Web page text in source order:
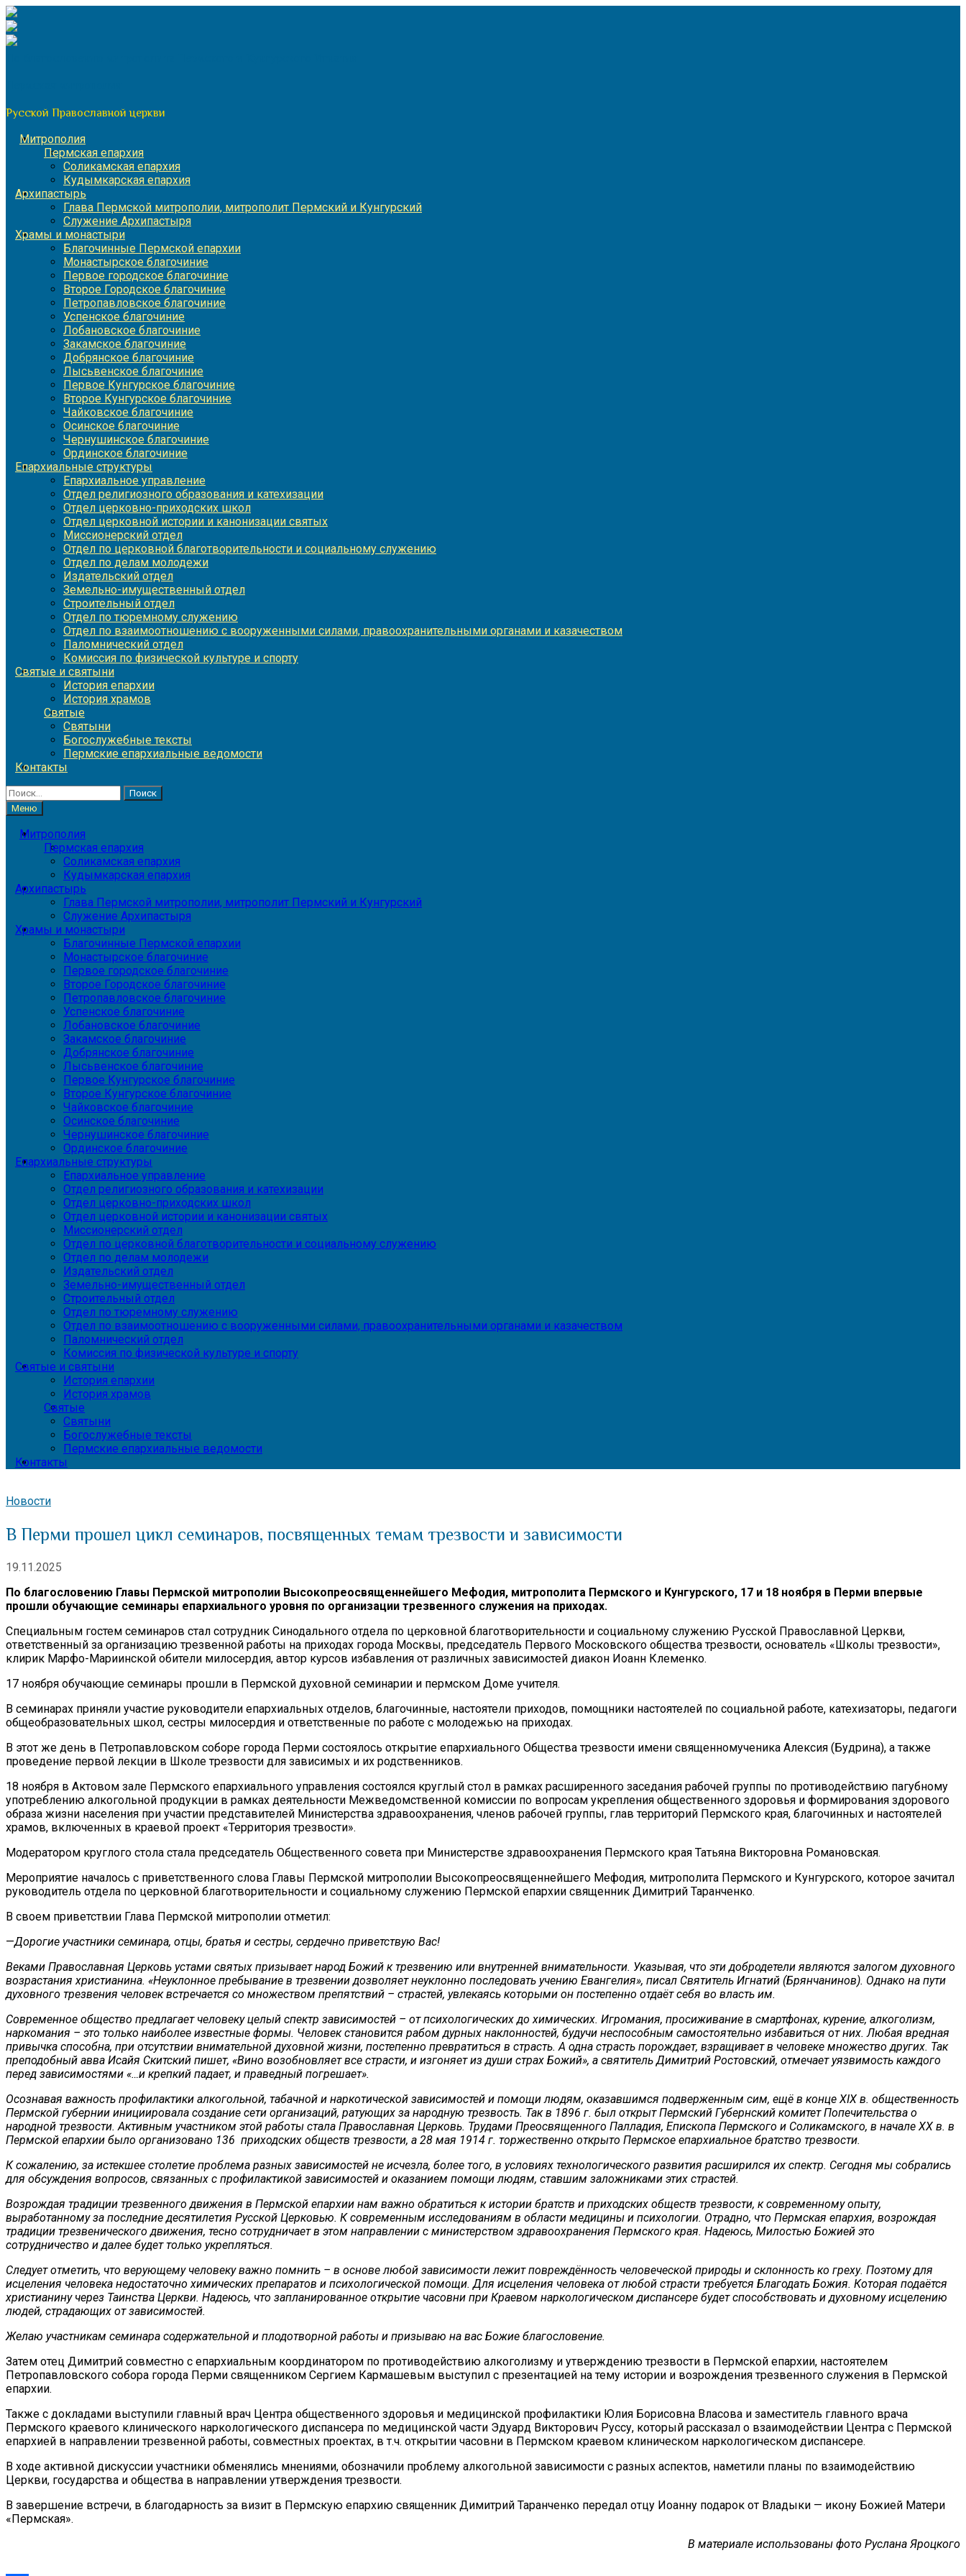
Перейти
к
содержимому
Русской Православной церкви
Митрополия
Пермская епархия
Соликамская епархия
Кудымкарская епархия
Архипастырь
Глава Пермской митрополии, митрополит Пермский и Кунгурский
Служение Архипастыря
Храмы и монастыри
Благочинные Пермской епархии
Монастырское благочиние
Первое городское благочиние
Второе Городское благочиние
Петропавловское благочиние
Успенское благочиние
Лобановское благочиние
Закамское благочиние
Добрянское благочиние
Лысьвенское благочиние
Первое Кунгурское благочиние
Второе Кунгурское благочиние
Чайковское благочиние
Осинское благочиние
Чернушинское благочиние
Ординское благочиние
Епархиальные структуры
Епархиальное управление
Отдел религиозного образования и катехизации
Отдел церковно-приходских школ
Отдел церковной истории и канонизации святых
Миссионерский отдел
Отдел по церковной благотворительности и социальному служению
Отдел по делам молодежи
Издательский отдел
Земельно-имущественный отдел
Строительный отдел
Отдел по тюремному служению
Отдел по взаимоотношению с вооруженными силами, правоохранительными органами и казачеством
Паломнический отдел
Комиссия по физической культуре и спорту
Святые и святыни
История епархии
История храмов
Святые
Святыни
Богослужебные тексты
Пермские епархиальные ведомости
Контакты
Найти:
Меню
Митрополия
Пермская епархия
Соликамская епархия
Кудымкарская епархия
Архипастырь
Глава Пермской митрополии, митрополит Пермский и Кунгурский
Служение Архипастыря
Храмы и монастыри
Благочинные Пермской епархии
Монастырское благочиние
Первое городское благочиние
Второе Городское благочиние
Петропавловское благочиние
Успенское благочиние
Лобановское благочиние
Закамское благочиние
Добрянское благочиние
Лысьвенское благочиние
Первое Кунгурское благочиние
Второе Кунгурское благочиние
Чайковское благочиние
Осинское благочиние
Чернушинское благочиние
Ординское благочиние
Епархиальные структуры
Епархиальное управление
Отдел религиозного образования и катехизации
Отдел церковно-приходских школ
Отдел церковной истории и канонизации святых
Миссионерский отдел
Отдел по церковной благотворительности и социальному служению
Отдел по делам молодежи
Издательский отдел
Земельно-имущественный отдел
Строительный отдел
Отдел по тюремному служению
Отдел по взаимоотношению с вооруженными силами, правоохранительными органами и казачеством
Паломнический отдел
Комиссия по физической культуре и спорту
Святые и святыни
История епархии
История храмов
Святые
Святыни
Богослужебные тексты
Пермские епархиальные ведомости
Контакты
Новости
В Перми прошел цикл семинаров, посвященных темам трезвости и зависимости
19.11.2025
По благословению Главы Пермской митрополии Высокопреосвященнейшего Мефодия, митрополита Пермского и Кунгурского, 17 и 18 ноября в Перми впервые
прошли обучающие семинары епархиального уровня по организации трезвенного служения на приходах.
Специальным гостем семинаров стал сотрудник Синодального отдела по церковной благотворительности и социальному служению Русской Православной Церкви,
ответственный за организацию трезвенной работы на приходах города Москвы, председатель Первого Московского общества трезвости, основатель «Школы трезвости»,
клирик Марфо-Мариинской обители милосердия, автор курсов избавления от различных зависимостей диакон Иоанн Клеменко.
17 ноября обучающие семинары прошли в Пермской духовной семинарии и пермском Доме учителя.
В семинарах приняли участие руководители епархиальных отделов, благочинные, настоятели приходов, помощники настоятелей по социальной работе, катехизаторы, педагоги
общеобразовательных школ, сестры милосердия и ответственные по работе с молодежью на приходах.
В этот же день в Петропавловском соборе города Перми состоялось открытие епархиального Общества трезвости имени священномученика Алексия (Будрина), а также
проведение первой лекции в Школе трезвости для зависимых и их родственников.
18 ноября в Актовом зале Пермского епархиального управления состоялся круглый стол в рамках расширенного заседания рабочей группы по противодействию пагубному
употреблению алкогольной продукции в рамках деятельности Межведомственной комиссии по вопросам укрепления общественного здоровья и формирования здорового
образа жизни населения при участии представителей Министерства здравоохранения, членов рабочей группы, глав территорий Пермского края, благочинных и настоятелей
храмов, включенных в краевой проект «Территория трезвости».
Модератором круглого стола стала председатель Общественного совета при Министерстве здравоохранения Пермского края Татьяна Викторовна Романовская.
Мероприятие началось с приветственного слова Главы Пермской митрополии Высокопреосвященнейшего Мефодия, митрополита Пермского и Кунгурского, которое зачитал
руководитель отдела по церковной благотворительности и социальному служению Пермской епархии священник Димитрий Таранченко.
В своем приветствии Глава Пермской митрополии отметил:
—Дорогие участники семинара, отцы, братья и сестры, сердечно приветствую Вас!
Веками Православная Церковь устами святых призывает народ Божий к трезвению или внутренней внимательности. Указывая, что эти добродетели являются залогом духовного
возрастания христианина. «Неуклонное пребывание в трезвении дозволяет неуклонно последовать учению Евангелия», писал Святитель Игнатий (Брянчанинов). Однако на пути
духовного трезвения человек встречается со множеством препятствий – страстей, увлекаясь которыми он постепенно отдаёт себя во власть им.
Современное общество предлагает человеку целый спектр зависимостей – от психологических до химических. Игромания, просиживание в смартфонах, курение, алкоголизм,
наркомания – это только наиболее известные формы. Человек становится рабом дурных наклонностей, будучи неспособным самостоятельно избавиться от них. Любая вредная
привычка способна, при отсутствии внимательной духовной жизни, постепенно превратиться в страсть. А одна страсть порождает, взращивает в человеке множество других. Так
преподобный авва Исайя Скитский пишет, «Вино возобновляет все страсти, и изгоняет из души страх Божий», а святитель Димитрий Ростовский, отмечает уязвимость каждого
перед зависимостями «…и крепкий падает, и праведный погрешает».
Осознавая важность профилактики алкогольной, табачной и наркотической зависимостей и помощи людям, оказавшимся подверженным сим, ещё в конце XIX в. общественность
Пермской губернии инициировала создание сети организаций, ратующих за народную трезвость. Так в 1896 г. был открыт Пермский Губернский комитет Попечительства о
народной трезвости. Активным участником этой работы стала Православная Церковь. Трудами Преосвященного Палладия, Епископа Пермского и Соликамского, в начале XX в. в
Пермской епархии было организовано 136 приходских обществ трезвости, а 28 мая 1914 г. торжественно открыто Пермское епархиальное братство трезвости.
К сожалению, за истекшее столетие проблема разных зависимостей не исчезла, более того, в условиях технологического развития расширился их спектр. Сегодня мы собрались
для обсуждения вопросов, связанных с профилактикой зависимостей и оказанием помощи людям, ставшим заложниками этих страстей.
Возрождая традиции трезвенного движения в Пермской епархии нам важно обратиться к истории братств и приходских обществ трезвости, к современному опыту,
выработанному за последние десятилетия Русской Церковью. К современным исследованиям в области медицины и психологии. Отрадно, что Пермская епархия, возрождая
традиции трезвенического движения, тесно сотрудничает в этом направлении с министерством здравоохранения Пермского края. Надеюсь, Милостью Божией это
сотрудничество и далее будет только укрепляться.
Следует отметить, что верующему человеку важно помнить – в основе любой зависимости лежит повреждённость человеческой природы и склонность ко греху. Поэтому для
исцеления человека недостаточно химических препаратов и психологической помощи. Для исцеления человека от любой страсти требуется Благодать Божия. Которая подаётся
христианину через Таинства Церкви. Надеюсь, что запланированное открытие часовни при Краевом наркологическом диспансере будет способствовать и духовному исцелению
людей, страдающих от зависимостей.
Желаю участникам семинара содержательной и плодотворной работы и призываю на вас Божие благословение.
Затем отец Димитрий совместно с епархиальным координатором по противодействию алкоголизму и утверждению трезвости в Пермской епархии, настоятелем
Петропавловского собора города Перми священником Сергием Кармашевым выступил с презентацией на тему истории и возрождения трезвенного служения в Пермской
епархии.
Также с докладами выступили главный врач Центра общественного здоровья и медицинской профилактики Юлия Борисовна Власова и заместитель главного врача
Пермского краевого клинического наркологического диспансера по медицинской части Эдуард Викторович Руссу, который рассказал о взаимодействии Центра с Пермской
епархией в направлении трезвенной работы, совместных проектах, в т.ч. открытии часовни в Пермском краевом клиническом наркологическом диспансере.
В ходе активной дискуссии участники обменялись мнениями, обозначили проблему алкогольной зависимости с разных аспектов, наметили планы по взаимодействию
Церкви, государства и общества в направлении утверждения трезвости.
В завершение встречи, в благодарность за визит в Пермскую епархию священник Димитрий Таранченко передал отцу Иоанну подарок от Владыки — икону Божией Матери
«Пермская».
В материале использованы фото Руслана Яроцкого